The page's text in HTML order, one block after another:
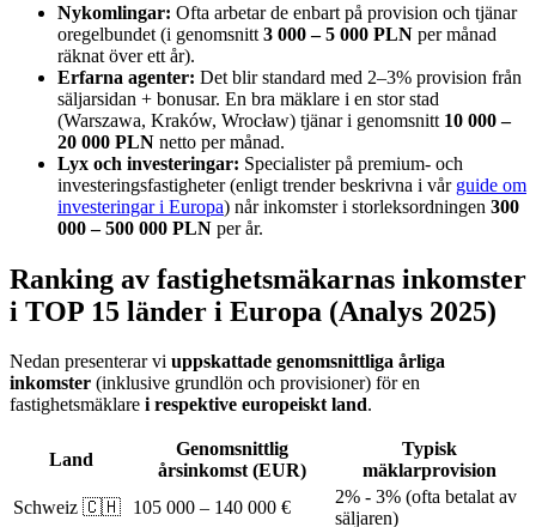
Nykomlingar: Ofta arbetar de enbart på provision och tjänar
oregelbundet (i genomsnitt 3 000 – 5 000 PLN per månad
räknat över ett år).
Erfarna agenter: Det blir standard med 2–3% provision från
säljarsidan + bonusar. En bra mäklare i en stor stad
(Warszawa, Kraków, Wrocław) tjänar i genomsnitt 10 000 –
20 000 PLN netto per månad.
Lyx och investeringar: Specialister på premium- och
investeringsfastigheter (enligt trender beskrivna i vår guide om
investeringar i Europa) når inkomster i storleksordningen 300
000 – 500 000 PLN per år.
Ranking av fastighetsmäkarnas inkomster
i TOP 15 länder i Europa (Analys 2025)
Nedan presenterar vi uppskattade genomsnittliga årliga
inkomster (inklusive grundlön och provisioner) för en
fastighetsmäklare i respektive europeiskt land.
Land
Genomsnittlig
årsinkomst (EUR)
Typisk
mäklarprovision
Schweiz 🇨🇭
105 000 – 140 000 €
2% - 3% (ofta betalat av
säljaren)